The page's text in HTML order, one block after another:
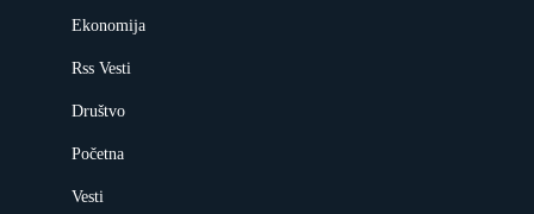
Ekonomija
Rss Vesti
Društvo
Početna
Vesti